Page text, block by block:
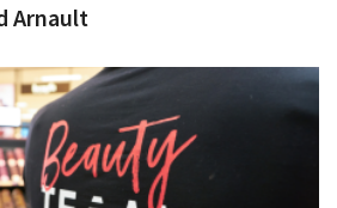
Arnault